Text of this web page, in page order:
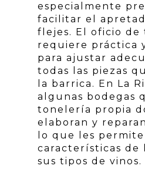
especialmente
facilitar el
flejes. El oficio de
requiere práctica
para ajustar
todas las piezas
la barrica. En La
algunas bodegas
tonelería propia
elaboran y
lo que les
características de
sus tipos de vinos.